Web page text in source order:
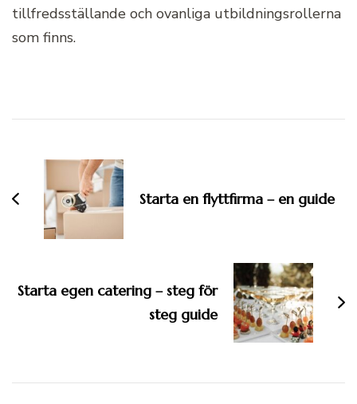
tillfredsställande och ovanliga utbildningsrollerna
som finns.
Starta en flyttfirma – en guide
Starta egen catering – steg för
steg guide